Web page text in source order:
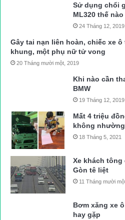
Sử dụng chổi
ML320 thế
24 Tháng 12, 2019
Gây tai nạn liên hoàn, chiếc xe
khung, một phụ nữ tử vong
20 Tháng mười một, 2019
Khi nào cần
BMW
19 Tháng 12, 2019
Mất 4 triệu
không
18 Tháng 5, 2021
Xe khách tông
Gòn tê liệt
11 Tháng mười
Bơm xăng xe
hay gặp